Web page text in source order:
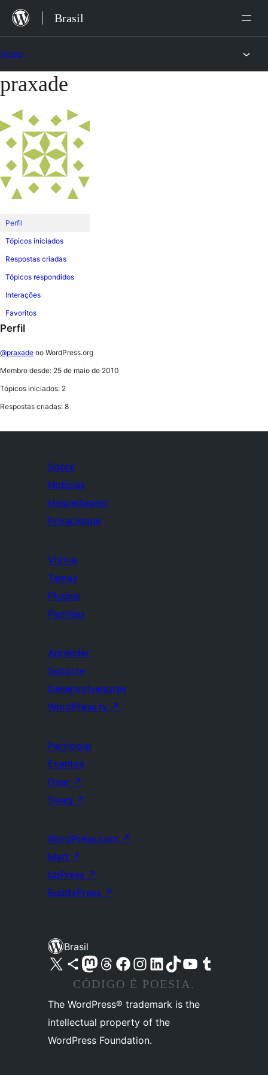
para
Brasil
Pular
para
conteúdo
praxade
Perfil
Tópicos iniciados
Respostas criadas
Tópicos respondidos
Interações
Favoritos
Perfil
@praxade no WordPress.org
Membro desde: 25 de maio de 2010
Tópicos iniciados: 2
Respostas criadas: 8
Sobre
Notícias
Hospedagem
Privacidade
Vitrine
Temas
Plugins
Padrões
Aprender
Suporte
Desenvolvedores
WordPress.tv ↗
Participar
Eventos
Doar ↗
Swag ↗
WordPress.com ↗
Matt ↗
bbPress ↗
BuddyPress ↗
Brasil
Acessar nossa conta do X (antigo Twitter)
Acessar nossa conta do Bluesky
Acessar nossa conta do Mastodon
Acessar nossa conta do Threads
Acessar nossa página do Facebook
Acessar nossa conta do Instagram
Acessar nossa conta do LinkedIn
Acessar nossa conta do TikTok
Acessar nosso canal do YouTube
Acessar nossa conta no Tumblr
CÓDIGO É POESIA.
The WordPress® trademark is the
intellectual property of the
WordPress Foundation.